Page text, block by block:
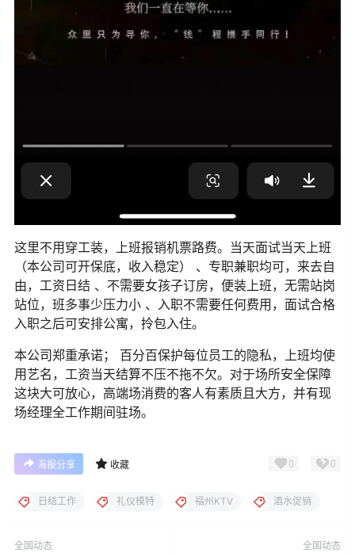
这里不用穿工装，上班报销机票路费。当天面试当天上班
（本公司可开保底，收入稳定） 、专职兼职均可，来去自
由，工资日结 、不需要女孩子订房，便装上班，无需站岗
站位，班多事少压力小 、入职不需要任何费用，面试合格
入职之后可安排公寓，拎包入住。
本公司郑重承诺； 百分百保护每位员工的隐私，上班均使
用艺名，工资当天结算不压不拖不欠。对于场所安全保障
这块大可放心，高端场消费的客人有素质且大方，并有现
场经理全工作期间驻场。
海报分享 收藏 0 0
日结工作 礼仪模特 福州KTV 酒水促销
全国动态 全国动态